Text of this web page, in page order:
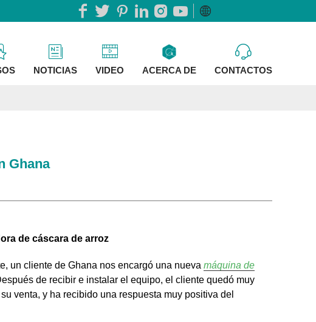
NOTICIAS VIDEO ACERCA DE CONTACTOS
Ghana
de cáscara de arroz
un cliente de Ghana nos encargó una nueva máquina de
de recibir e instalar el equipo, el cliente quedó muy
venta, y ha recibido una respuesta muy positiva del